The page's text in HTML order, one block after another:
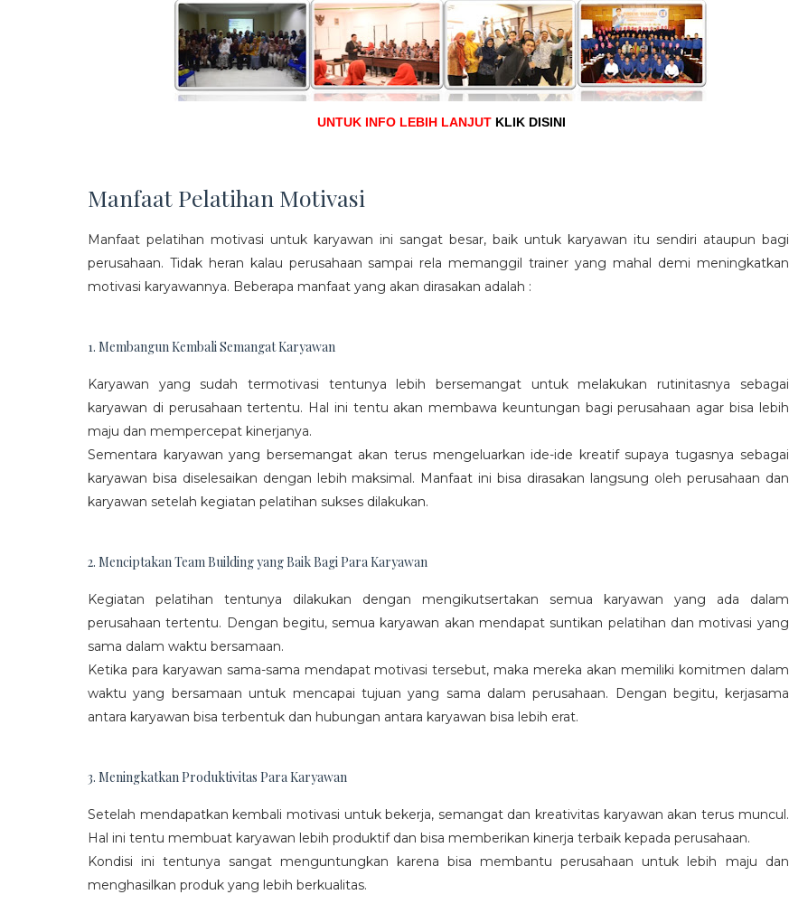
UNTUK INFO LEBIH LANJUT KLIK DISINI
Manfaat Pelatihan Motivasi
Manfaat pelatihan motivasi untuk karyawan ini sangat besar, baik untuk karyawan itu sendiri ataupun bagi
perusahaan. Tidak heran kalau perusahaan sampai rela memanggil trainer yang mahal demi meningkatkan
motivasi karyawannya. Beberapa manfaat yang akan dirasakan adalah :
1. Membangun Kembali Semangat Karyawan
Karyawan yang sudah termotivasi tentunya lebih bersemangat untuk melakukan rutinitasnya sebagai
karyawan di perusahaan tertentu. Hal ini tentu akan membawa keuntungan bagi perusahaan agar bisa lebih
maju dan mempercepat kinerjanya.
Sementara karyawan yang bersemangat akan terus mengeluarkan ide-ide kreatif supaya tugasnya sebagai
karyawan bisa diselesaikan dengan lebih maksimal. Manfaat ini bisa dirasakan langsung oleh perusahaan dan
karyawan setelah kegiatan pelatihan sukses dilakukan.
2. Menciptakan Team Building yang Baik Bagi Para Karyawan
Kegiatan pelatihan tentunya dilakukan dengan mengikutsertakan semua karyawan yang ada dalam
perusahaan tertentu. Dengan begitu, semua karyawan akan mendapat suntikan pelatihan dan motivasi yang
sama dalam waktu bersamaan.
Ketika para karyawan sama-sama mendapat motivasi tersebut, maka mereka akan memiliki komitmen dalam
waktu yang bersamaan untuk mencapai tujuan yang sama dalam perusahaan. Dengan begitu, kerjasama
antara karyawan bisa terbentuk dan hubungan antara karyawan bisa lebih erat.
3. Meningkatkan Produktivitas Para Karyawan
Setelah mendapatkan kembali motivasi untuk bekerja, semangat dan kreativitas karyawan akan terus muncul.
Hal ini tentu membuat karyawan lebih produktif dan bisa memberikan kinerja terbaik kepada perusahaan.
Kondisi ini tentunya sangat menguntungkan karena bisa membantu perusahaan untuk lebih maju dan
menghasilkan produk yang lebih berkualitas.